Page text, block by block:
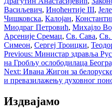
Васиљевич, Иноћентије III,
Чишковска, Калојан,
Миодраг Петровић, Михајло
Арсеније Сремац, Св. Сава, Св.
Симеон, Сергеј Троицки,
Post
navigation
Previous: Министар здравља
на Гробљу ослободилаца
Next: Ивана Жигон за
и превазилажењу духовног
Издвајамо